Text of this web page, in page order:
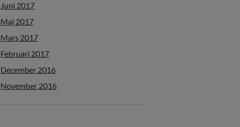
Juni 2017
Maj 2017
Mars 2017
Februari 2017
December 2016
November 2016